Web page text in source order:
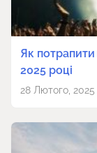
Як
2025 році
28 Лютого, 2025